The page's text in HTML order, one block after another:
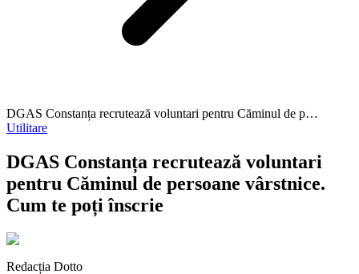
DGAS Constanța recrutează voluntari pentru Căminul de p…
Utilitare
DGAS Constanța recrutează voluntari
pentru Căminul de persoane vârstnice.
Cum te poți înscrie
Redacția Dotto